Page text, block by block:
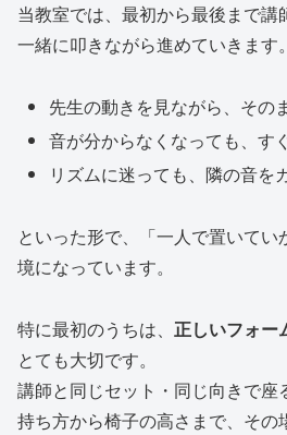
当教室では、最初から最後まで講
一緒に叩きながら進めていきます
先生の動きを見ながら、その
音が分からなくなっても、す
リズムに迷っても、隣の音を
といった形で、「一人で置いて
境になっています。
特に最初のうちは、 正しいフォー
とても大切です。
講師と同じセット・同じ向きで座
持ち方から椅子の高さまで、その